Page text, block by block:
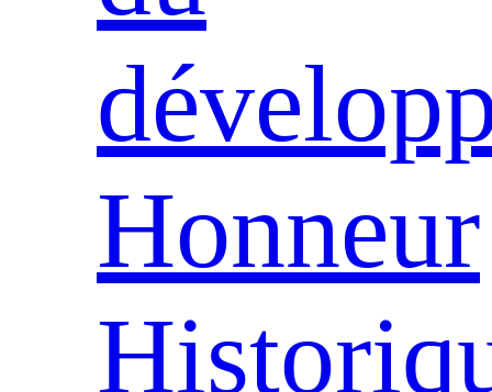
Honneur